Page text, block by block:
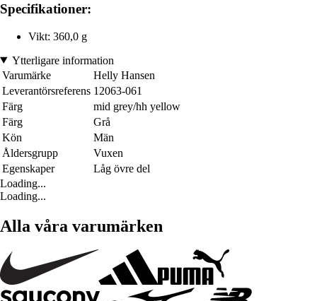
Specifikationer:
Vikt: 360,0 g
Ytterligare information
Varumärke
Helly Hansen
Leverantörsreferens 12063-061
Färg
mid grey/hh yellow
Färg
Grå
Kön
Män
Åldersgrupp
Vuxen
Egenskaper
Låg övre del
Loading...
Loading...
Alla våra varumärken